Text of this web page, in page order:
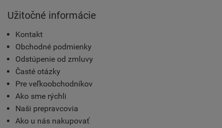
Užitočné informácie
Kontakt
Obchodné podmienky
Odstúpenie od zmluvy
Časté otázky
Pre veľkoobchodníkov
Ako sme rýchli
Naši prepravcovia
Ako u nás nakupovať